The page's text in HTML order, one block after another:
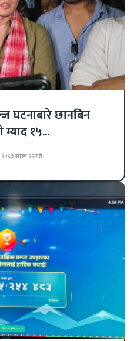
घटनाबारे छानबिन
१५...
२०८३ साउन २२ गते